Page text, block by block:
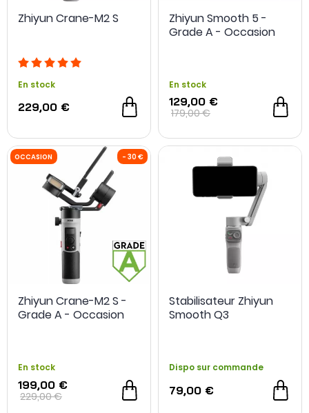
Zhiyun Crane-M2 S
En stock
229,00 €
Zhiyun Smooth 5 -
Grade A - Occasion
En stock
129,00 €
179,00 €
Zhiyun Crane-M2 S -
Grade A - Occasion
En stock
199,00 €
229,00 €
Stabilisateur Zhiyun
Smooth Q3
Dispo sur commande
79,00 €